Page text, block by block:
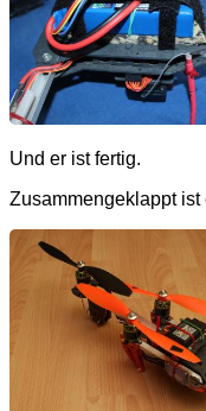
Und er ist fertig.
Zusammengeklappt ist